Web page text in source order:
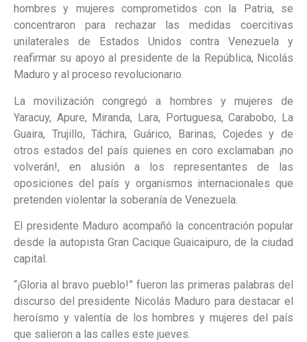
hombres y mujeres comprometidos con la Patria, se
concentraron para rechazar las medidas coercitivas
unilaterales de Estados Unidos contra Venezuela y
reafirmar su apoyo al presidente de la República, Nicolás
Maduro y al proceso revolucionario.
La movilización congregó a hombres y mujeres de
Yaracuy, Apure, Miranda, Lara, Portuguesa, Carabobo, La
Guaira, Trujillo, Táchira, Guárico, Barinas, Cojedes y de
otros estados del país quienes en coro exclamaban ¡no
volverán!, en alusión a los representantes de las
oposiciones del país y organismos internacionales que
pretenden violentar la soberanía de Venezuela.
El presidente Maduro acompañó la concentración popular
desde la autopista Gran Cacique Guaicaipuro, de la ciudad
capital.
“¡Gloria al bravo pueblo!” fueron las primeras palabras del
discurso del presidente Nicolás Maduro para destacar el
heroísmo y valentía de los hombres y mujeres del país
que salieron a las calles este jueves.